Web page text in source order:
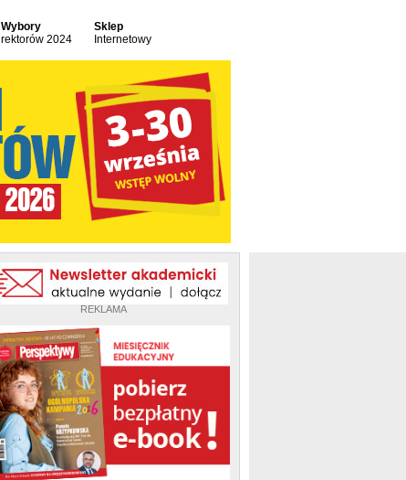
Wybory
rektorów 2024
Sklep
Internetowy
REKLAMA